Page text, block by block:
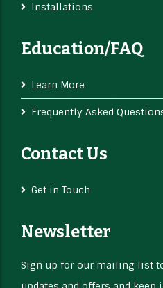
Installations
Education/FAQ
Learn More
Frequently Asked
Contact Us
Get in Touch
Newsletter
Sign up for our mailing list